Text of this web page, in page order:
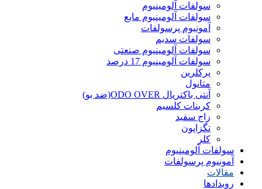
سولفات آلومینیوم
سولفات آلومینیوم مایع
آمونیوم پرسولفات
سولفات سدیم
سولفات آلومینیوم صنعتی
سولفات آلومینیوم 17 درصد
پرکلرین
متانول
آنتی باکتریال ODO OVER(ضد بو)
کربنات کلسیم
زاج سفید
تگزاپون
کلر
سولفات آلومینیوم
آمونیوم پرسولفات
مقالات
رویدادها